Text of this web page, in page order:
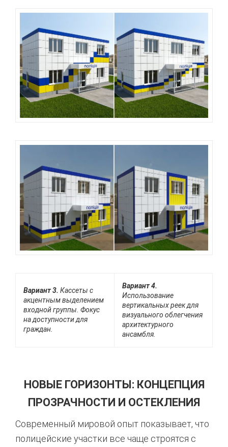
Вариант 3. Кассеты с
акцентным выделением
входной группы. Фокус
на доступности для
граждан.
Вариант 4.
Использование
вертикальных реек для
визуального облегчения
архитектурного
ансамбля.
НОВЫЕ ГОРИЗОНТЫ: КОНЦЕПЦИЯ
ПРОЗРАЧНОСТИ И ОСТЕКЛЕНИЯ
Современный мировой опыт показывает, что
полицейские участки все чаще строятся с